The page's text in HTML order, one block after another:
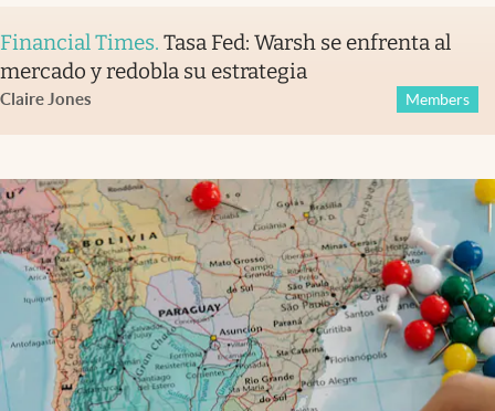
Financial Times. Tasa Fed: Warsh se enfrenta al
mercado y redobla su estrategia
Claire Jones Members